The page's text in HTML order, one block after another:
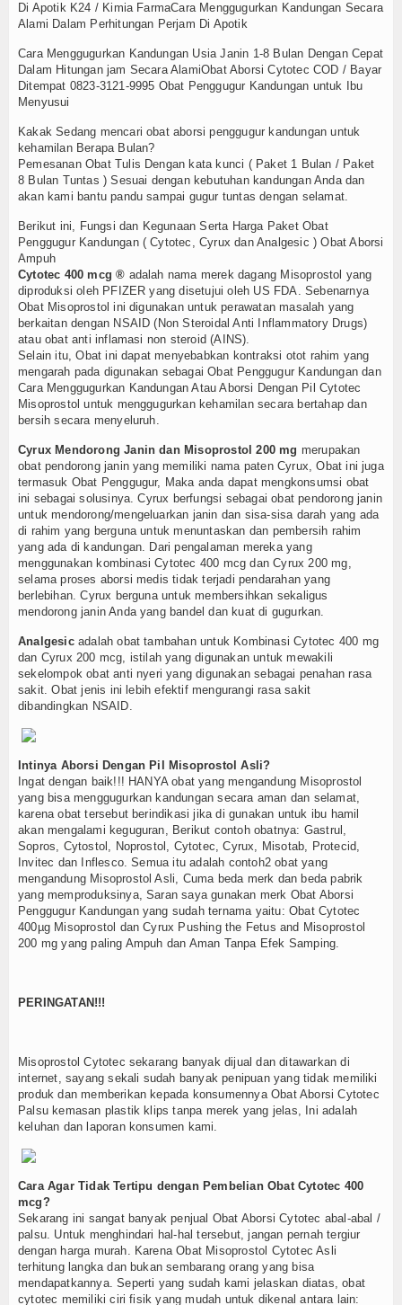
Di Apotik K24 / Kimia FarmaCara Menggugurkan Kandungan Secara
Alami Dalam Perhitungan Perjam Di Apotik
Cara Menggugurkan Kandungan Usia Janin 1-8 Bulan Dengan Cepat
Dalam Hitungan jam Secara AlamiObat Aborsi Cytotec COD / Bayar
Ditempat 0823-3121-9995 Obat Penggugur Kandungan untuk Ibu
Menyusui
Kakak Sedang mencari obat aborsi penggugur kandungan untuk
kehamilan Berapa Bulan?
Pemesanan Obat Tulis Dengan kata kunci ( Paket 1 Bulan / Paket
8 Bulan Tuntas ) Sesuai dengan kebutuhan kandungan Anda dan
akan kami bantu pandu sampai gugur tuntas dengan selamat.
Berikut ini, Fungsi dan Kegunaan Serta Harga Paket Obat
Penggugur Kandungan ( Cytotec, Cyrux dan Analgesic ) Obat Aborsi
Ampuh
Cytotec 400 mcg ® adalah nama merek dagang Misoprostol yang
diproduksi oleh PFIZER yang disetujui oleh US FDA. Sebenarnya
Obat Misoprostol ini digunakan untuk perawatan masalah yang
berkaitan dengan NSAID (Non Steroidal Anti Inflammatory Drugs)
atau obat anti inflamasi non steroid (AINS).
Selain itu, Obat ini dapat menyebabkan kontraksi otot rahim yang
mengarah pada digunakan sebagai Obat Penggugur Kandungan dan
Cara Menggugurkan Kandungan Atau Aborsi Dengan Pil Cytotec
Misoprostol untuk menggugurkan kehamilan secara bertahap dan
bersih secara menyeluruh.
Cyrux Mendorong Janin dan Misoprostol 200 mg merupakan
obat pendorong janin yang memiliki nama paten Cyrux, Obat ini juga
termasuk Obat Penggugur, Maka anda dapat mengkonsumsi obat
ini sebagai solusinya. Cyrux berfungsi sebagai obat pendorong janin
untuk mendorong/mengeluarkan janin dan sisa-sisa darah yang ada
di rahim yang berguna untuk menuntaskan dan pembersih rahim
yang ada di kandungan. Dari pengalaman mereka yang
menggunakan kombinasi Cytotec 400 mcg dan Cyrux 200 mg,
selama proses aborsi medis tidak terjadi pendarahan yang
berlebihan. Cyrux berguna untuk membersihkan sekaligus
mendorong janin Anda yang bandel dan kuat di gugurkan.
Analgesicadalah obat tambahan untuk Kombinasi Cytotec 400 mg
dan Cyrux 200 mcg, istilah yang digunakan untuk mewakili
sekelompok obat anti nyeri yang digunakan sebagai penahan rasa
sakit. Obat jenis ini lebih efektif mengurangi rasa sakit
dibandingkan NSAID.
Intinya Aborsi Dengan Pil Misoprostol Asli?
Ingat dengan baik!!! HANYA obat yang mengandung Misoprostol
yang bisa menggugurkan kandungan secara aman dan selamat,
karena obat tersebut berindikasi jika di gunakan untuk ibu hamil
akan mengalami keguguran, Berikut contoh obatnya: Gastrul,
Sopros, Cytostol, Noprostol, Cytotec, Cyrux, Misotab, Protecid,
Invitec dan Inflesco. Semua itu adalah contoh2 obat yang
mengandung Misoprostol Asli, Cuma beda merk dan beda pabrik
yang memproduksinya, Saran saya gunakan merk Obat Aborsi
Penggugur Kandungan yang sudah ternama yaitu: Obat Cytotec
400µg Misoprostol dan Cyrux Pushing the Fetus and Misoprostol
200 mg yang paling Ampuh dan Aman Tanpa Efek Samping.
PERINGATAN!!!
Misoprostol Cytotec sekarang banyak dijual dan ditawarkan di
internet, sayang sekali sudah banyak penipuan yang tidak memiliki
produk dan memberikan kepada konsumennya Obat Aborsi Cytotec
Palsu kemasan plastik klips tanpa merek yang jelas, Ini adalah
keluhan dan laporan konsumen kami.
Cara Agar Tidak Tertipu dengan Pembelian Obat Cytotec 400
mcg?
Sekarang ini sangat banyak penjual Obat Aborsi Cytotec abal-abal /
palsu. Untuk menghindari hal-hal tersebut, jangan pernah tergiur
dengan harga murah. Karena Obat Misoprostol Cytotec Asli
terhitung langka dan bukan sembarang orang yang bisa
mendapatkannya. Seperti yang sudah kami jelaskan diatas, obat
cytotec memiliki ciri fisik yang mudah untuk dikenal antara lain: